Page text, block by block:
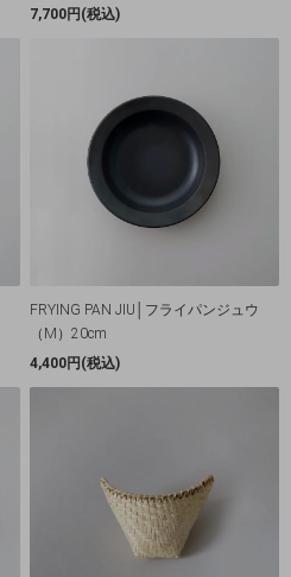
7,700円(税込)
FRYING PAN JIU│フライパンジュウ
（M）20cm
4,400円(税込)